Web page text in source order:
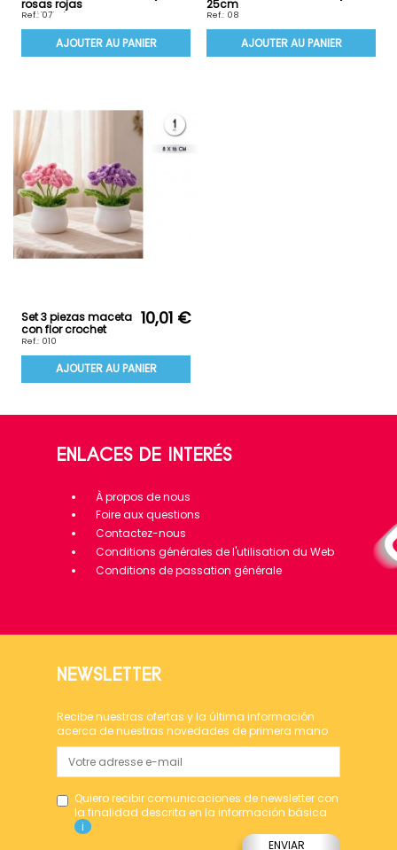
rosas rojas
artificiales
Ref.: 07
AJOUTER AU PANIER
25cm
Ref.: 08
AJOUTER AU PANIER
Set 3 piezas maceta
con flor crochet
Ref.: 010
10,01 €
AJOUTER AU PANIER
ENLACES DE INTERÉS
À propos de nous
Foire aux questions
Contactez-nous
Conditions générales de l'utilisation du Web
Conditions de passation générale
NEWSLETTER
Recibe nuestras ofertas y la última información
acerca de nuestras novedades de primera mano
Quiero recibir comunicaciones de newsletter con
la finalidad descrita en la información básica
i
ENVIAR